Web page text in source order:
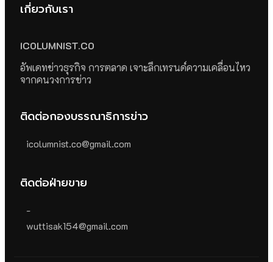
เกี่ยวกับเรา
ICOLUMNIST.CO
อัพเดทข่าวธุรกิจ การตลาด เจาะลึกเทรนด์ความเคลื่อนไหว
จากคนวงการข่าว
ติดต่อกองบรรณาธิการข่าว
icolumnist.co@gmail.com
ติดต่อฝ่ายขาย
-
wuttisak154@gmail.com